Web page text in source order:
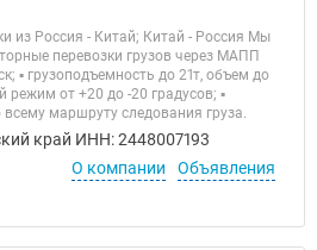
из Россия - Китай; Китай - Россия Мы
перевозки грузов через МАПП
▪️ грузоподъемность до 21т, объем до
режим от +20 до -20 градусов; ▪️
маршруту следования груза.
край ИНН: 2448007193
О компании
Объявления